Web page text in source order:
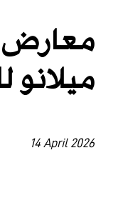
ديسكوفري
مجوهرات
مستقبل
معارض
14 April 2026